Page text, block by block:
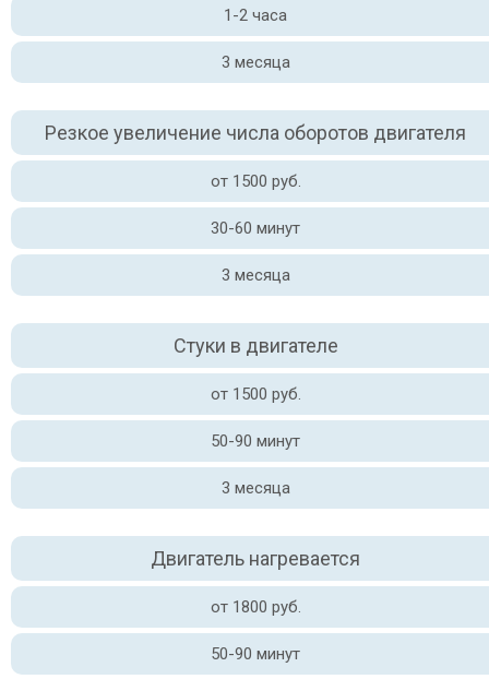
1-2 часа
3 месяца
Резкое увеличение числа оборотов двигателя
от 1500 руб.
30-60 минут
3 месяца
Стуки в двигателе
от 1500 руб.
50-90 минут
3 месяца
Двигатель нагревается
от 1800 руб.
50-90 минут